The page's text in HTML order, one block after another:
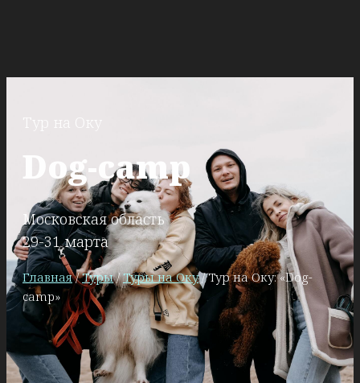
Dog-camp
Московская область
29-31 марта
Главная/Туры/Туры на Оку/ Тур на Оку: «Dog-
camp»